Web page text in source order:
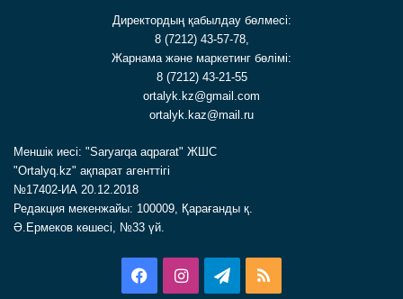
Директордың қабылдау бөлмесі:
8 (7212) 43-57-78,
Жарнама және маркетинг бөлімі:
8 (7212) 43-21-55
ortalyk.kz@gmail.com
ortalyk.kaz@mail.ru
Меншік иесі: "Saryarqa aqparat" ЖШС
"Ortalyq.kz" ақпарат агенттігі
№17402-ИА 20.12.2018
Редакция мекенжайы: 100009, Қарағанды қ.
Ә.Ермеков көшесі, №33 үй.
FacebookInstagramTelegram